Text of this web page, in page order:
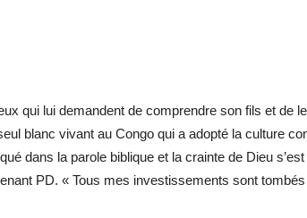
qui lui demandent de comprendre son fils et de
blanc vivant au Congo qui a adopté la culture
dans la parole biblique et la crainte de Dieu
PD. « Tous mes investissements sont